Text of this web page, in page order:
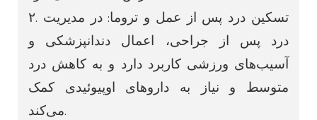
۲. تسکین درد پس از عمل و تروما: در مدیریت
درد پس از جراحی، اعمال دندانپزشکی و
آسیب‌های ورزشی کاربرد دارد و به کاهش درد
متوسط ​​و نیاز به داروهای اوپیوئیدی کمک
می‌کند.